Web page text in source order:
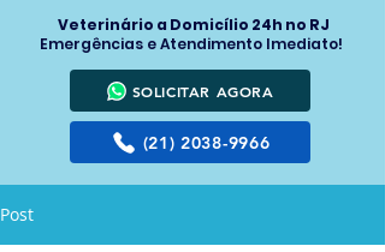
Veterinário a Domicílio 24h no RJ
Emergências e Atendimento Imediato!
SOLICITAR AGORA
(21) 2038-9966
Post